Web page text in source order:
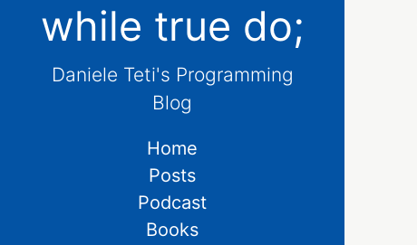
while true do;
Daniele Teti's Programming
Blog
Home
Posts
Podcast
Books